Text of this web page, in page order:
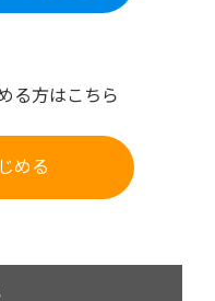
る方はこちら
める